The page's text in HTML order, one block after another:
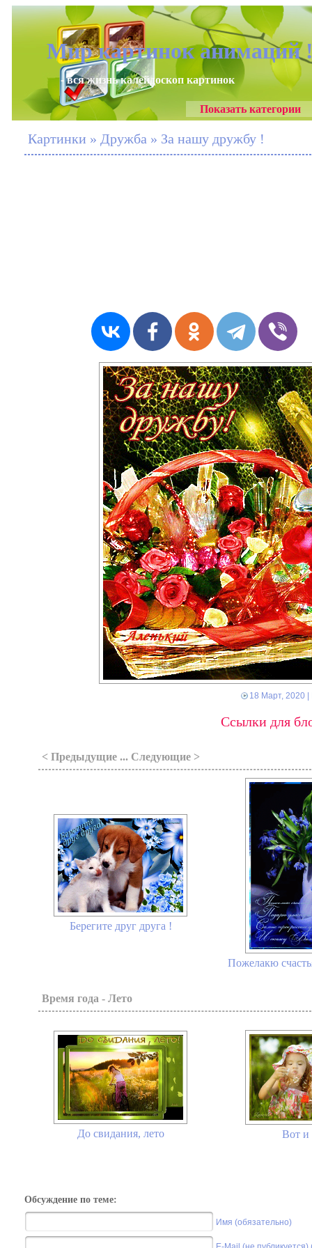
Мир картинок анимаций
- вся жизнь калейдоскоп картинок
Показать категории
Картинки » Дружба » За нашу дружбу !
18 Март, 2020|
Ссылки для
< Предыдущие ... Следующие >
Берегите друг друга !
Пожелакю
Время года - Лето
До свидания, лето Вот и
Обсуждение по теме:
Имя (обязательно)